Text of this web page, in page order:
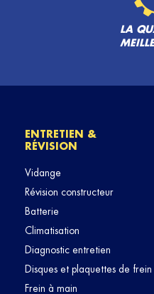
LA
ENTRETIEN &
RÉVISION
Vidange
Révision constructeur
Batterie
Climatisation
Diagnostic entretien
Disques et plaquettes de frein
Frein à main